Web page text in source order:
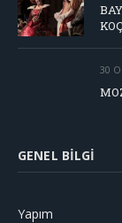
30
GENEL BILGI
Yapım